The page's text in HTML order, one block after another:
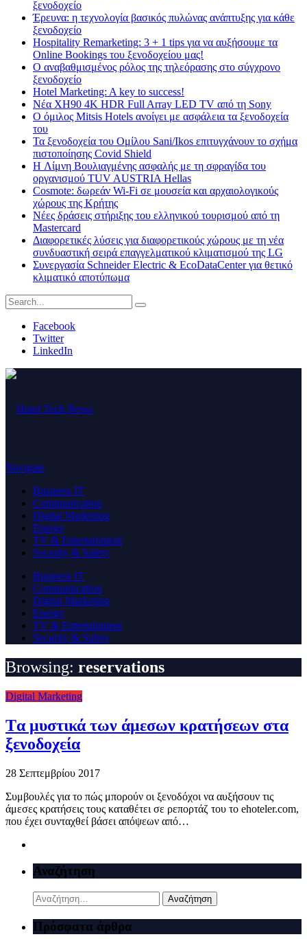
ξενοδοχείο
Έρευνα: η τεχνολογία βασικός πυλώνας ανάπτυξης για κάθε
ξενοδοχείο
Hospitality Remarketing: 3 + 1 tips για να αυξήσουμε τα
Online Bookings του ξενοδοχείου μας!
Ο αναβαθμισμένος ρόλος της τηλεόρασης στο σύγχρονο
ξενοδοχείο
Hotel Marketing: A key to success!
Νέα XH90 4K HDR Full Array LED TV από τη Sony
Ο όμιλος Mitsis Hotels ανοίγει με ασφάλεια τα ξενοδοχεία
του
Τα ξενοδοχεία του Ομίλου Sani/Ikos επιτυγχάνουν το σχήμα
πιστοποίησης Covid Shield
H Λίμνη Βουλιαγμένης ασφαλής με τη σφραγίδα του
οργανισμού TUV AUSTRIA Hellas
Cosmote: δωρεάν Wi-Fi σε μουσεία και αρχαιολογικούς
χώρους της Κρήτης
Νέες δράσεις στήριξης του ελληνικού τουρισμού από τη
Mastercard
Διαφορετικές λύσεις για διαφορετικούς χώρους με τη νέα
συνδυαστική σειρά επαγγελματικού κλιματισμού της LG
Συνεργασία Schneider Electric & EcoDataCenter για θετικό
κλιματικό αποτύπωμα
Facebook
Twitter
LinkedIn
Navigate
Business IT
Communication
Digital Marketing
Energy
TV & Entertainment
Security & Safety
Business IT
Communication
Digital Marketing
Energy
TV & Entertainment
Security & Safety
Browsing: reservations
Digital Marketing
Tα μυστικά των άμεσων κρατήσεων στα
ξενοδοχεία
28 Σεπτεμβρίου 2017
Συμβουλές για το πώς μπορούν οι ξενοδόχοι να αυξήσουν τις
άμεσες κρατήσεις τους καταθέτει σε ρεπορτάζ του το ehoteler.com,
που έχει συνταχθεί βάσει απόψεων από…
Αναζήτηση
Αναζήτηση
για:
Πρόσφατα άρθρα